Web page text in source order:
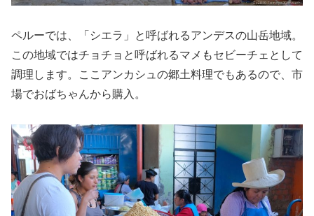
ペルーでは、「シエラ」と呼ばれるアンデスの山岳地域。
この地域ではチョチョと呼ばれるマメもセビーチェとして
調理します。ここアンカシュの郷土料理でもあるので、市
場でおばちゃんから購入。